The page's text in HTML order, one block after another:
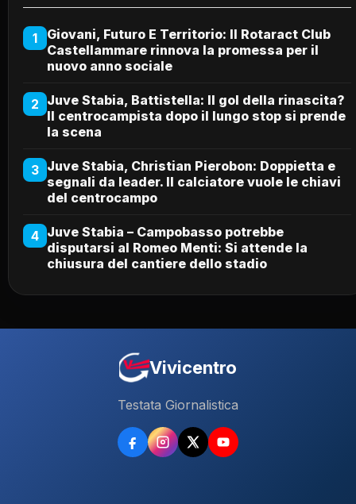
1
Giovani, Futuro E Territorio: Il Rotaract Club
Castellammare rinnova la promessa per il
nuovo anno sociale
2 Juve Stabia, Battistella: Il gol della rinascita?
Il centrocampista dopo il lungo stop si prende
la scena
3 Juve Stabia, Christian Pierobon: Doppietta e
segnali da leader. Il calciatore vuole le chiavi
del centrocampo
4 Juve Stabia – Campobasso potrebbe
disputarsi al Romeo Menti: Si attende la
chiusura del cantiere dello stadio
Vivicentro
Testata Giornalistica